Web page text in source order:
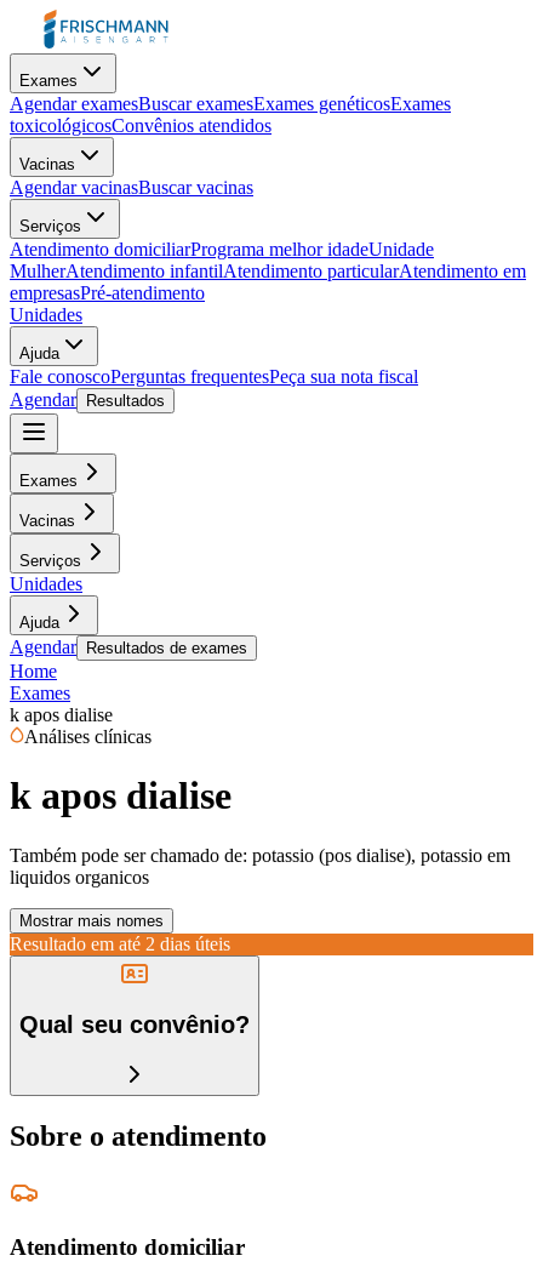
Exames
Agendar examesBuscar examesExames genéticosExames
toxicológicosConvênios atendidos
Vacinas
Agendar vacinasBuscar vacinas
Serviços
Atendimento domiciliarPrograma melhor idadeUnidade
MulherAtendimento infantilAtendimento particularAtendimento em
empresasPré-atendimento
Unidades
Ajuda
Fale conoscoPerguntas frequentesPeça sua nota fiscal
Agendar
Resultados
Exames
Vacinas
Serviços
Unidades
Ajuda
Agendar Resultados de exames
Home
Exames
k apos dialise
Análises clínicas
k apos dialise
Também pode ser chamado de: potassio (pos dialise), potassio em
liquidos organicos
Mostrar mais nomes
Resultado em até 2 dias úteis
Qual seu convênio?
Sobre o atendimento
Atendimento domiciliar